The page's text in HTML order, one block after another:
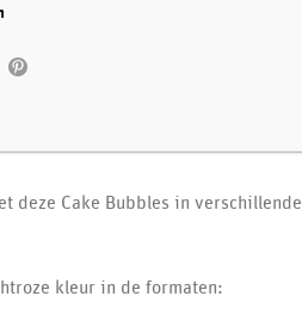
deze Cake Bubbles in verschillende
kleur in de formaten: